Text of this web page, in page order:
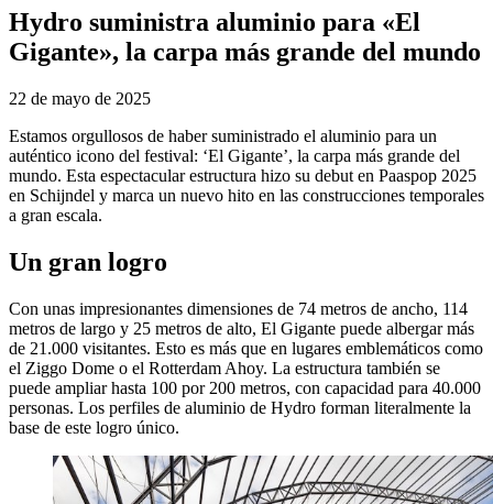
Hydro suministra aluminio para «El
Gigante», la carpa más grande del mundo
22 de mayo de 2025
Estamos orgullosos de haber suministrado el aluminio para un
auténtico icono del festival: ‘El Gigante’, la carpa más grande del
mundo. Esta espectacular estructura hizo su debut en Paaspop 2025
en Schijndel y marca un nuevo hito en las construcciones temporales
a gran escala.
Un gran logro
Con unas impresionantes dimensiones de 74 metros de ancho, 114
metros de largo y 25 metros de alto, El Gigante puede albergar más
de 21.000 visitantes. Esto es más que en lugares emblemáticos como
el Ziggo Dome o el Rotterdam Ahoy. La estructura también se
puede ampliar hasta 100 por 200 metros, con capacidad para 40.000
personas. Los perfiles de aluminio de Hydro forman literalmente la
base de este logro único.